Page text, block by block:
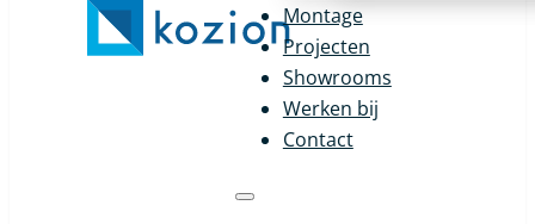
Montage
Projecten
Showrooms
Werken bij
Contact